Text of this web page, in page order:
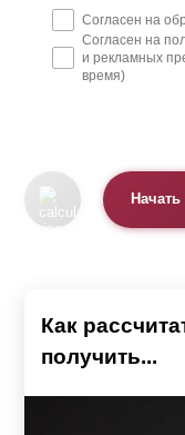
Согласен на
Согласен на
и рекламных
время)
Начать
Как
получить...